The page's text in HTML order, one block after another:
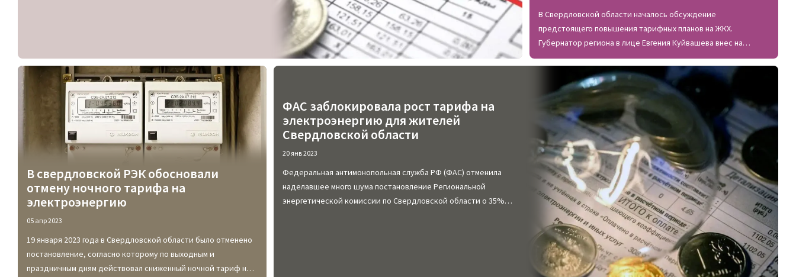
В Свердловской области началось обсуждение
предстоящего повышения тарифных планов на ЖКХ.
Губернатор региона в лице Евгения Куйвашева внес на
рассмотрение предложение об индексе, по которому
должно происходить грядущее увеличение стоимости
жилищно-коммунальных услуг.
В свердловской РЭК обосновали
отмену ночного тарифа на
электроэнергию
05 апр 2023
19 января 2023 года в Свердловской области было отменено
постановление, согласно которому по выходным и
праздничным дням действовал сниженный ночной тариф на
ФАС заблокировала рост тарифа на
электроэнергию для жителей
Свердловской области
20 янв 2023
Федеральная антимонопольная служба РФ (ФАС) отменила
наделавшее много шума постановление Региональной
энергетической комиссии по Свердловской области о 35%